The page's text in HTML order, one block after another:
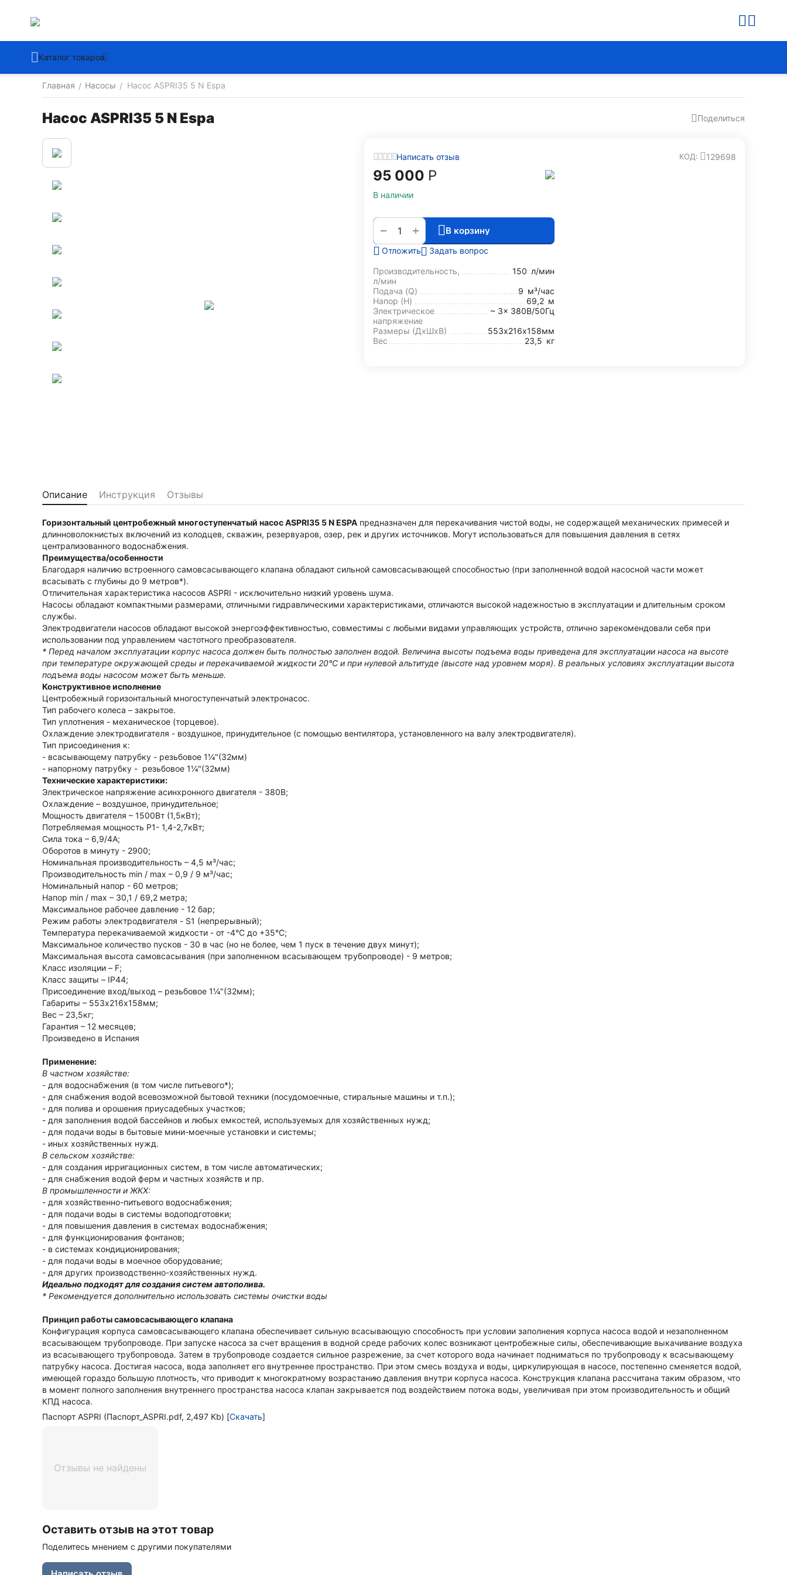
Каталог товаров
Главная / Насосы / Насос ASPRI35 5 N Espa
Насос ASPRI35 5 N Espa Поделиться
Написать отзыв КОД: 129698
95 000 Р
В наличии
+
− В корзину
Отложить Задать вопрос
Производительность,
л/мин
150 л/мин
Подача (Q)
9 м³/час
Напор (H)
69,2 м
Электрическое
напряжение
~ 3x 380В/50Гц
Размеры (ДхШxВ)
553х216х158мм
Вес
23,5 кг
Описание Инструкция Отзывы
Горизонтальный центробежный многоступенчатый насос ASPRI35 5 N ESPA предназначен для перекачивания чистой воды, не содержащей механических примесей и
длинноволокнистых включений из колодцев, скважин, резервуаров, озер, рек и других источников. Могут использоваться для повышения давления в сетях
централизованного водоснабжения.
Преимущества/особенности
Благодаря наличию встроенного самовсасывающего клапана обладают сильной самовсасывающей способностью (при заполненной водой насосной части может
всасывать с глубины до 9 метров*).
Отличительная характеристика насосов ASPRI - исключительно низкий уровень шума.
Насосы обладают компактными размерами, отличными гидравлическими характеристиками, отличаются высокой надежностью в эксплуатации и длительным сроком
службы.
Электродвигатели насосов обладают высокой энергоэффективностью, совместимы с любыми видами управляющих устройств, отлично зарекомендовали себя при
использовании под управлением частотного преобразователя.
* Перед началом эксплуатации корпус насоса должен быть полностью заполнен водой. Величина высоты подъема воды приведена для эксплуатации насоса на высоте
при температуре окружающей среды и перекачиваемой жидкости 20°С и при нулевой альтитуде (высоте над уровнем моря). В реальных условиях эксплуатации высота
подъема воды насосом может быть меньше.
Конструктивное исполнение
Центробежный горизонтальный многоступенчатый электронасос.
Тип рабочего колеса – закрытое.
Тип уплотнения - механическое (торцевое).
Охлаждение электродвигателя - воздушное, принудительное (с помощью вентилятора, установленного на валу электродвигателя).
Тип присоединения к:
- всасывающему патрубку - резьбовое 1¼"(32мм)
- напорному патрубку - резьбовое 1¼"(32мм)
Технические характеристики:
Электрическое напряжение асинхронного двигателя - 380В;
Охлаждение – воздушное, принудительное;
Мощность двигателя – 1500Вт (1,5кВт);
Потребляемая мощность P1- 1,4-2,7кВт;
Сила тока – 6,9/4А;
Оборотов в минуту - 2900;
Номинальная производительность – 4,5 м³/час;
Производительность min / max – 0,9 / 9 м³/час;
Номинальный напор - 60 метров;
Напор min / max – 30,1 / 69,2 метра;
Максимальное рабочее давление - 12 бар;
Режим работы электродвигателя - S1 (непрерывный);
Температура перекачиваемой жидкости - от -4°С до +35°С;
Максимальное количество пусков - 30 в час (но не более, чем 1 пуск в течение двух минут);
Максимальная высота самовсасывания (при заполненном всасывающем трубопроводе) - 9 метров;
Класс изоляции – F;
Класс защиты – IP44;
Присоединение вход/выход – резьбовое 1¼"(32мм);
Габариты – 553х216х158мм;
Вес – 23,5кг;
Гарантия – 12 месяцев;
Произведено в Испания
Применение:
В частном хозяйстве:
- для водоснабжения (в том числе питьевого*);
- для снабжения водой всевозможной бытовой техники (посудомоечные, стиральные машины и т.п.);
- для полива и орошения приусадебных участков;
- для заполнения водой бассейнов и любых емкостей, используемых для хозяйственных нужд;
- для подачи воды в бытовые мини-моечные установки и системы;
- иных хозяйственных нужд.
В сельском хозяйстве:
- для создания ирригационных систем, в том числе автоматических;
- для снабжения водой ферм и частных хозяйств и пр.
В промышленности и ЖКХ:
- для хозяйственно-питьевого водоснабжения;
- для подачи воды в системы водоподготовки;
- для повышения давления в системах водоснабжения;
- для функционирования фонтанов;
- в системах кондиционирования;
- для подачи воды в моечное оборудование;
- для других производственно-хозяйственных нужд.
Идеально подходят для создания систем автополива.
* Рекомендуется дополнительно использовать системы очистки воды
Принцип работы самовсасывающего клапана
Конфигурация корпуса самовсасывающего клапана обеспечивает сильную всасывающую способность при условии заполнения корпуса насоса водой и незаполненном
всасывающем трубопроводе. При запуске насоса за счет вращения в водной среде рабочих колес возникают центробежные силы, обеспечивающие выкачивание воздуха
из всасывающего трубопровода. Затем в трубопроводе создается сильное разрежение, за счет которого вода начинает подниматься по трубопроводу к всасывающему
патрубку насоса. Достигая насоса, вода заполняет его внутреннее пространство. При этом смесь воздуха и воды, циркулирующая в насосе, постепенно сменяется водой,
имеющей гораздо большую плотность, что приводит к многократному возрастанию давления внутри корпуса насоса. Конструкция клапана рассчитана таким образом, что
в момент полного заполнения внутреннего пространства насоса клапан закрывается под воздействием потока воды, увеличивая при этом производительность и общий
КПД насоса.
Паспорт ASPRI (Паспорт_ASPRI.pdf, 2,497 Kb) [Скачать]
Отзывы не найдены
Оставить отзыв на этот товар
Поделитесь мнением с другими покупателями